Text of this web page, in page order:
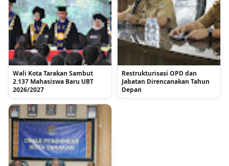
Wali Kota Tarakan Sambut
2.137 Mahasiswa Baru UBT
2026/2027
Restrukturisasi OPD dan
Jabatan Direncanakan Tahun
Depan